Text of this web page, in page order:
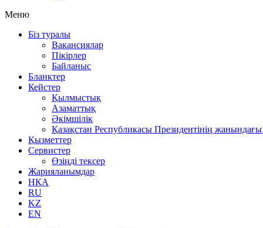
Меню
Біз туралы
Вакансиялар
Пікірлер
Байланыс
Бланктер
Кейстер
Қылмыстық
Азаматтық
Әкімшілік
Қазақстан Республикасы Президентінің
Қызметтер
Сервистер
Өзіңді тексер
Жарияланымдар
НҚА
RU
KZ
EN